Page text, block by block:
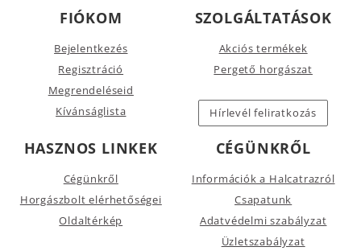
FIÓKOM
Bejelentkezés
Regisztráció
Megrendeléseid
Kívánságlista
SZOLGÁLTATÁSOK
Akciós termékek
Pergető horgászat
Hírlevél feliratkozás
HASZNOS LINKEK
Cégünkről
Horgászbolt elérhetőségei
Oldaltérkép
CÉGÜNKRŐL
Információk a Halcatrazról
Csapatunk
Adatvédelmi szabályzat
Üzletszabályzat